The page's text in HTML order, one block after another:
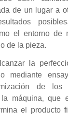
de un lugar a
el entorno de
de la pieza.
la
mediante
de
máquina, que
el producto